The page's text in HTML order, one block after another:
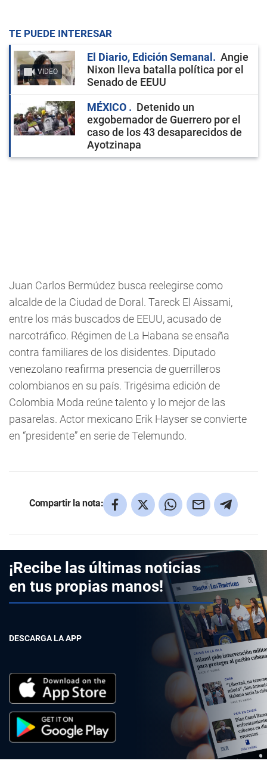
TE PUEDE INTERESAR
VIDEO
El Diario, Edición Semanal
Angie
Nixon lleva batalla política por el
Senado de EEUU
MÉXICO
Detenido un
exgobernador de Guerrero por el
caso de los 43 desaparecidos de
Ayotzinapa
Juan Carlos Bermúdez busca reelegirse como
alcalde de la Ciudad de Doral. Tareck El Aissami,
entre los más buscados de EEUU, acusado de
narcotráfico. Régimen de La Habana se ensaña
contra familiares de los disidentes. Diputado
venezolano reafirma presencia de guerrilleros
colombianos en su país. Trigésima edición de
Colombia Moda reúne talento y lo mejor de las
pasarelas. Actor mexicano Erik Hayser se convierte
en “presidente” en serie de Telemundo.
Compartir la nota:
¡Recibe las últimas noticias
en tus propias manos!
DESCARGA LA APP